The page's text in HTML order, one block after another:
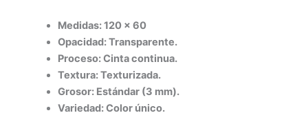
Medidas: 120 x 60
Opacidad: Transparente.
Proceso: Cinta continua.
Textura: Texturizada.
Grosor: Estándar (3 mm).
Variedad: Color único.